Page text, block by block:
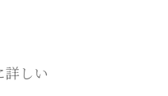
詳しい